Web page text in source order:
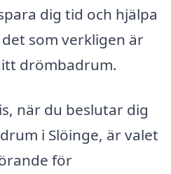
dig tid och hjälpa
som verkligen är
drömbadrum.
när du beslutar dig
i Slöinge, är valet
för